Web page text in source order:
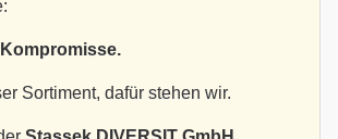
Sortiment, dafür stehen wir.